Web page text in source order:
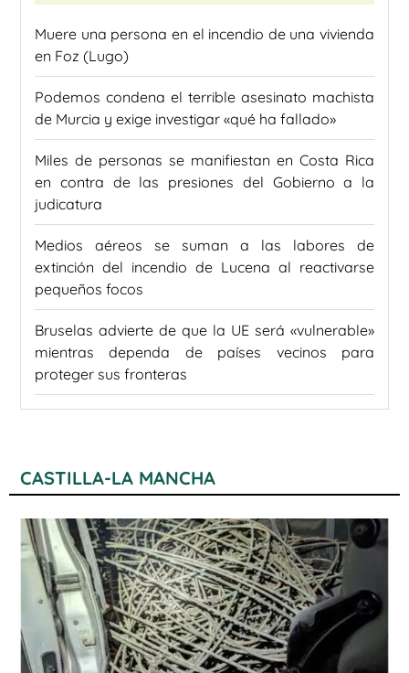
Muere una persona en el incendio de una vivienda
en Foz (Lugo)
Podemos condena el terrible asesinato machista
de Murcia y exige investigar «qué ha fallado»
Miles de personas se manifiestan en Costa Rica
en contra de las presiones del Gobierno a la
judicatura
Medios aéreos se suman a las labores de
extinción del incendio de Lucena al reactivarse
pequeños focos
Bruselas advierte de que la UE será «vulnerable»
mientras dependa de países vecinos para
proteger sus fronteras
CASTILLA-LA MANCHA